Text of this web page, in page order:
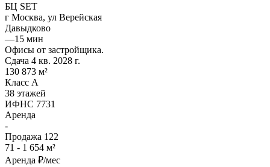
БЦ SET
г Москва, ул Верейская
Давыдково
—15 мин
Офисы от застройщика.
Сдача 4 кв. 2028 г.
130 873 м²
Класс A
38 этажей
ИФНС 7731
Аренда
-
Продажа 122
71 - 1 654 м²
Аренда ₽/мес